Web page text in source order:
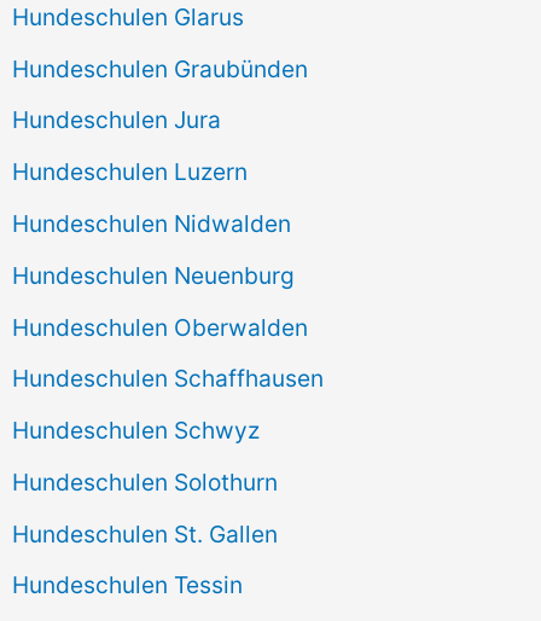
Hundeschulen Glarus
Hundeschulen Graubünden
Hundeschulen Jura
Hundeschulen Luzern
Hundeschulen Nidwalden
Hundeschulen Neuenburg
Hundeschulen Oberwalden
Hundeschulen Schaffhausen
Hundeschulen Schwyz
Hundeschulen Solothurn
Hundeschulen St. Gallen
Hundeschulen Tessin